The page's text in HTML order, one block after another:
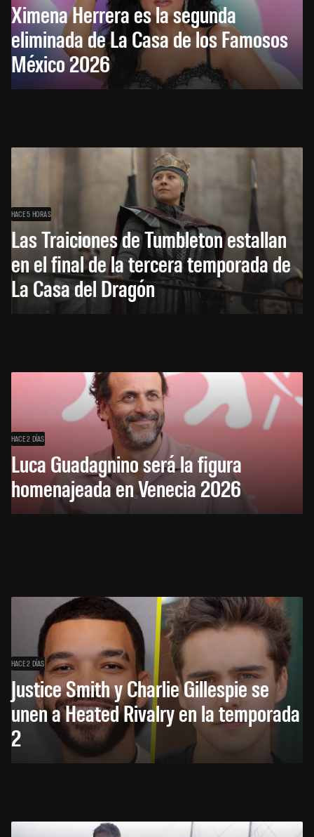
Ximena Herrera es la segunda
eliminada de La Casa de los Famosos
México 2026
HACE 5 HORAS
Las Traiciones de Tumbleton estallan
en el final de la tercera temporada de
La Casa del Dragón
HACE 2 DÍAS
Luca Guadagnino será la figura
homenajeada en Venecia 2026
HACE 2 DÍAS
Justice Smith y Charlie Gillespie se
unen a Heated Rivalry en la temporada
2